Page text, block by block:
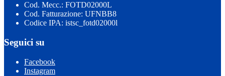
Cod. Mecc.: FOTD02000L
Cod. Fatturazione: UFNBB8
Codice IPA: istsc_fotd02000l
Seguici su
Facebook
Instagram